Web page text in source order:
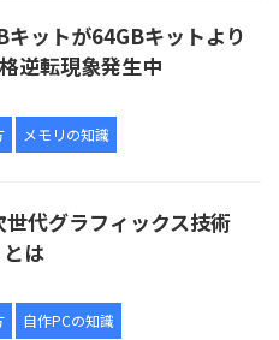
キットが64GBキットより
逆転現象発生中
メモリの知識
代グラフィックス技術
とは
自作PCの知識